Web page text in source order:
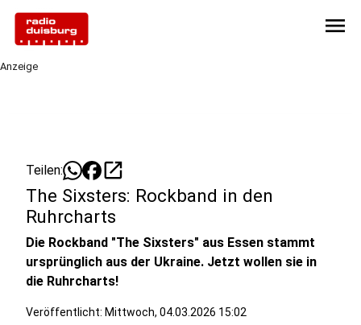
menu
Anzeige
Teilen: open_in_new
The Sixsters: Rockband in den
Ruhrcharts
Die Rockband "The Sixsters" aus Essen stammt
ursprünglich aus der Ukraine. Jetzt wollen sie in
die Ruhrcharts!
Veröffentlicht: Mittwoch, 04.03.2026 15:02